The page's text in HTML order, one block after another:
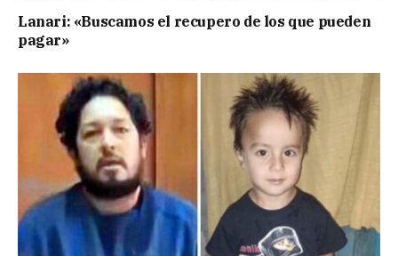
Lanari: «Buscamos el recupero de los que pueden
pagar»